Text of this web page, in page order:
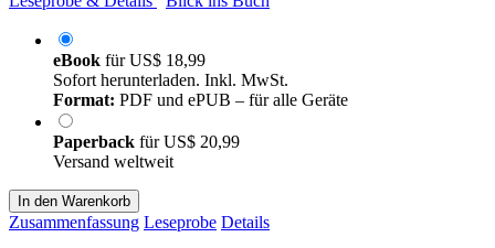
eBook fürUS$ 18,99
Sofort herunterladen. Inkl. MwSt.
Format: PDF und ePUB – für alle Geräte
Paperback fürUS$ 20,99
Versand weltweit
In den Warenkorb
Zusammenfassung Leseprobe Details